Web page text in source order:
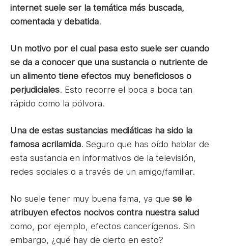
internet suele ser la temática más buscada,
comentada y debatida.
Un motivo por el cual pasa esto suele ser cuando
se da a conocer que una sustancia o nutriente de
un alimento tiene efectos muy beneficiosos o
perjudiciales. Esto recorre el boca a boca tan
rápido como la pólvora.
Una de estas sustancias mediáticas ha sido la
famosa acrilamida. Seguro que has oído hablar de
esta sustancia en informativos de la televisión,
redes sociales o a través de un amigo/familiar.
No suele tener muy buena fama, ya que se le
atribuyen efectos nocivos contra nuestra salud
como, por ejemplo, efectos cancerígenos. Sin
embargo, ¿qué hay de cierto en esto?